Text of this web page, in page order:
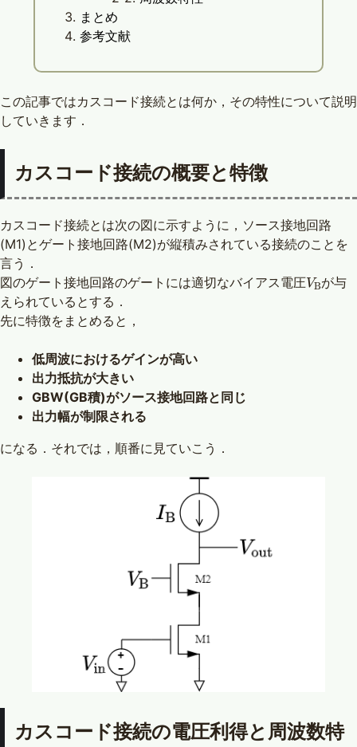
まとめ
参考文献
この記事ではカスコード接続とは何か，その特性について説明
していきます．
カスコード接続の概要と特徴
カスコード接続とは次の図に示すように，ソース接地回路
(M1)とゲート接地回路(M2)が縦積みされている接続のことを
言う．
図のゲート接地回路のゲートには適切なバイアス電圧VB が与
えられているとする．
先に特徴をまとめると，
低周波におけるゲインが高い
出力抵抗が大きい
GBW(GB積)がソース接地回路と同じ
出力幅が制限される
になる．それでは，順番に見ていこう．
カスコード接続の電圧利得と周波数特